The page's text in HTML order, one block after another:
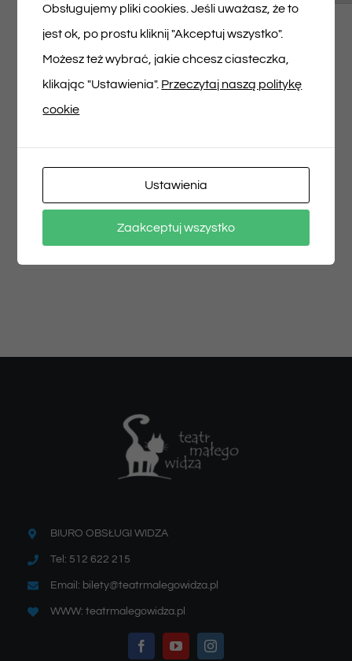
Musisz sięzalogować, aby dodać opinię.
Facebooku
BIURO OBSŁUGI WIDZA
Tel: 512 622 215
Email: bilety@teatrmalegowidza.pl
WWW: teatrmalegowidza.pl
Obsługujemy pliki cookies. Jeśli uważasz, że to
jest ok, po prostu kliknij "Akceptuj wszystko".
Możesz też wybrać, jakie chcesz ciasteczka,
klikając "Ustawienia". Przeczytaj naszą politykę
cookie
Ustawienia
Zaakceptuj wszystko